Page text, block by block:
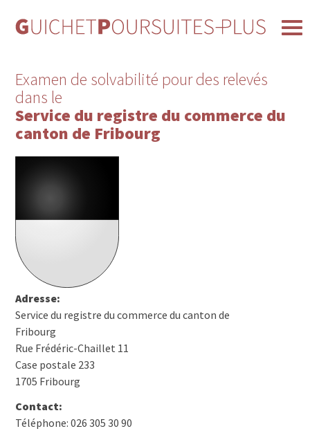
Examen de solvabilité pour des relevés
dans le
Service du registre du commerce du
canton de Fribourg
Adresse:
Service du registre du commerce du canton de
Fribourg
Rue Frédéric-Chaillet 11
Case postale 233
1705 Fribourg
Contact:
Téléphone: 026 305 30 90